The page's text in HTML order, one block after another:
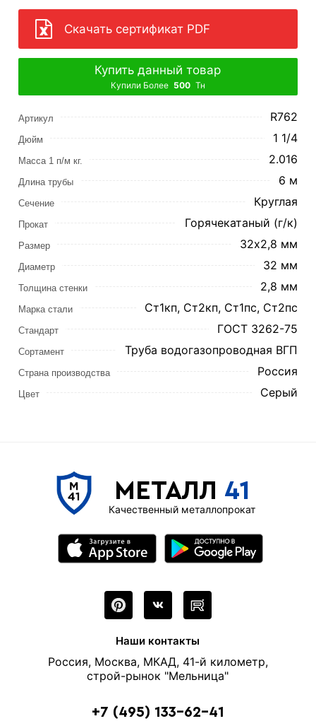
Скачать сертификат PDF
Купить данный товар
Купили Более 500 Тн
Артикул R762
Дюйм 1 1/4
Масса 1 п/м кг. 2.016
Длина трубы 6 м
Сечение Круглая
Прокат Горячекатаный (г/к)
Размер 32х2,8 мм
Диаметр 32 мм
Толщина стенки 2,8 мм
Марка стали Ст1кп, Ст2кп, Ст1пс, Ст2пс
Стандарт ГОСТ 3262-75
Сортамент Труба водогазопроводная ВГП
Страна производства Россия
Цвет Серый
МЕТАЛЛ 41
Качественный металлопрокат
Наши контакты
Россия, Москва, МКАД, 41-й километр,
строй-рынок "Мельница"
+7 (495) 133-62-41